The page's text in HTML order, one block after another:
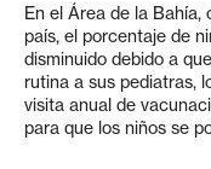
En el Área de la
país, el porcentaje de
disminuido debido a
rutina a sus pediatras,
visita anual de
para que los niños se